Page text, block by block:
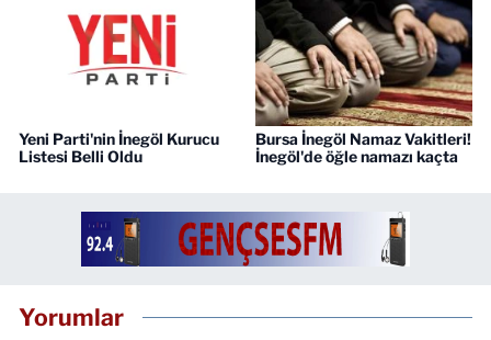
Yeni Parti'nin İnegöl Kurucu
Listesi Belli Oldu
Bursa İnegöl Namaz Vakitleri!
İnegöl'de öğle namazı kaçta
Yorumlar